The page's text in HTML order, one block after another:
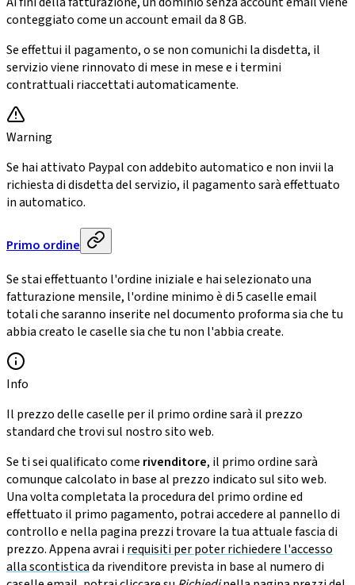
conteggiato come un account email da 8 GB.
Se effettui il pagamento, o se non comunichi la disdetta, il
servizio viene rinnovato di mese in mese e i termini
contrattuali riaccettati automaticamente.
Warning
Se hai attivato Paypal con addebito automatico e non invii la
richiesta di disdetta del servizio, il pagamento sarà effettuato
in automatico.
Primo ordine
Se stai effettuanto l'ordine iniziale e hai selezionato una
fatturazione mensile, l'ordine minimo è di 5 caselle email
totali che saranno inserite nel documento proforma sia che tu
abbia creato le caselle sia che tu non l'abbia create.
Info
Il prezzo delle caselle per il primo ordine sarà il prezzo
standard che trovi sul nostro sito web.
Se ti sei qualificato come rivenditore, il primo ordine sarà
comunque calcolato in base al prezzo indicato sul sito web.
Una volta completata la procedura del primo ordine ed
effettuato il primo pagamento, potrai accedere al pannello di
controllo e nella pagina prezzi trovare la tua attuale fascia di
prezzo. Appena avrai irequisiti per poter richiedere l'accesso
alla scontisticada rivenditore prevista in base al numero di